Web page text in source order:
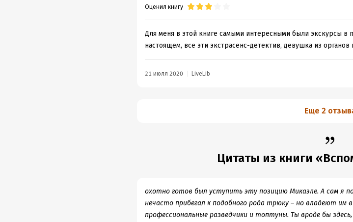
Оценил книгу
Для меня в этой книге самыми интересными были экскурсы в
настоящем, все эти экстрасенс-детектив, девушка из
21 июля 2020 LiveLib
Еще 2
Цитаты из книги
охотно готов был уступить эту позицию Микаэле. А сам я
нечасто прибегал к подобного рода трюку – но владеют им
профессиональные разведчики и топтуны. Ты вроде бы